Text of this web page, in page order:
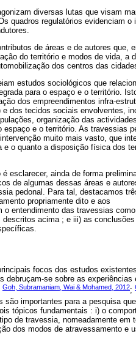
diversas lutas que visam
quadros regulatórios evidenciam o
de áreas e de autores que,
do território e modos de vida, a
dos centros das
estudos sociológicos que
para o espaço e o território.
dos empreendimentos infra-
dos tecidos sociais envolventes,
organização das
e o território. As travessias
muito mais vasto, que
o quanto a disposição física dos
esclarecer, ainda de forma
de algumas dessas áreas e
pedonal. Para tal, destacamos
propriamente dito e aos
entendimento das travessias
acima ; e iii) as
focos dos estudos
debruçam-se sobre as experiências
Goh, Subramaniam, Wai & Mohamed, 2012;
são importantes para a pesquisa
tópicos fundamentais : i) o
de travessia, nomeadamente em
dos modos de atravessamento e